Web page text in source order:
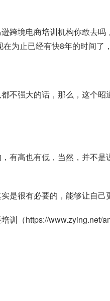
跨境电商培训机构你敢去
为止已经有快8年的时间了
不强大的话，那么，这个
有高也有低，当然，并不
很有必要的，能够让自己
训（https://www.zying.net/